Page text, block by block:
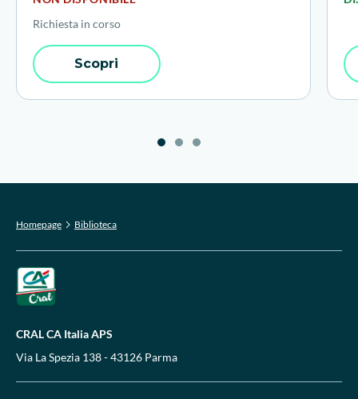
Richiesta in corso
Scopri
Homepage Biblioteca
CRAL CA Italia APS
Via La Spezia 138 - 43126 Parma